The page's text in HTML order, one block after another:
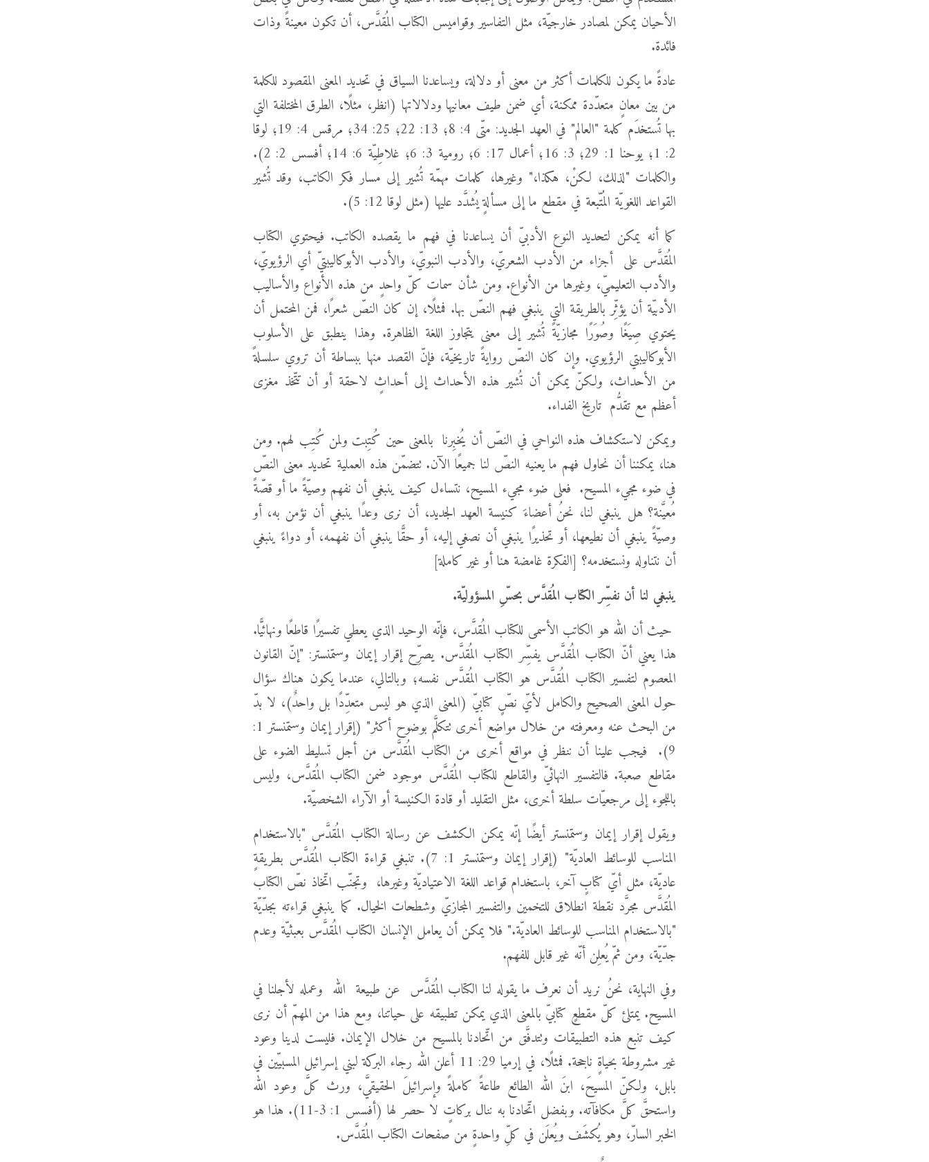
الأحيان يمكن لمصادر خارجيّة، مثل التفاسير وقواميس الكتاب المُقدَّس، أن تكون معينةً وذات
فائدة.
عادةً ما يكون للكلمات أكثر من معنى أو دلالة، ويساعدنا السياق في تحديد المعنى المقصود للكلمة
من بين معانٍ متعدّدة ممكنة، أي ضمن طيف معانيها ودلالاتها (انظر، مثلًا، الطرق المختلفة التي
بها تُستخدَم كلمة "العالم" في العهد الجديد: متّى 4: 8؛ 13: 22؛ 25: 34؛ مرقس 4: 19؛ لوقا
2: 1؛ يوحنا 1: 29؛ 3: 16؛ أعمال 17: 6؛ رومية 3: 6؛ غلاطِيّة 6: 14؛ أفسس 2: 2).
والكلمات "لذلك، لكنْ، هكذا،" وغيرها، كلمات مهمّة تُشير إلى مسار فكر الكاتب، وقد تُشير
القواعد اللغويّة المُتّبعة في مقطع ما إلى مسألةٍ يُشدَّد عليها (مثل لوقا 12: 5).
كما أنه يمكن لتحديد النوع الأدبيّ أن يساعدنا في فهم ما يقصده الكاتب. فيحتوي الكتاب
المُقدَّس على أجزاء من الأدب الشعريّ، والأدب النبويّ، والأدب الأبوكاليبتيّ أي الرؤيويّ،
والأدب التعليميّ، وغيرها من الأنواع. ومن شأن سمات كلّ واحدٍ من هذه الأنواع والأساليب
الأدبيّة أن يؤثِّر بالطريقة التي ينبغي فهم النصّ بها. فمثلًا، إن كان النصّ شعرًا، فمن المحتمل أن
يحتوي صِيَغًا وصُوَرًا مجازيّةً تُشير إلى معنى يتجاوز اللغة الظاهرة. وهذا ينطبق على الأسلوب
الأبوكاليبتي الرؤيوي. وإن كان النصّ روايةً تاريخيّة، فإنّ القصد منها ببساطة أن تروي سلسلةً
من الأحداث، ولكنّ يمكن أن تُشير هذه الأحداث إلى أحداثٍ لاحقة أو أن تتّخذ مغزى
أعظم مع تقدُّم تاريخ الفداء.
ويمكن لاستكشاف هذه النواحي في النصّ أن يُخبِرنا بالمعنى حين كُتِبت ولمن كُتِب لهم. ومن
هنا، يمكننا أن نحاول فهم ما يعنيه النصّ لنا جميعًا الآن. تتضمّن هذه العملية تحديد معنى النصّ
في ضوء مجيء المسيح. فعلى ضوء مجيء المسيح، نتساءل كيف ينبغي أن نفهم وصيّةً ما أو قصّةً
مُعيَّنة؟ هل ينبغي لنا، نحنُ أعضاءَ كنيسة العهد الجديد، أن نرى وعدًا ينبغي أن نؤمن به، أو
وصيّةً ينبغي أن نطيعها، أو تحذيرًا ينبغي أن نصغي إليه، أو حقًّا ينبغي أن نفهمه، أو دواءً ينبغي
أن نتناوله ونستخدمه؟ [الفكرة غامضة هنا أو غير كاملة]
ينبغي لنا أن نفسِّر الكتاب المُقدَّس بحسِّ المسؤوليّة.
حيث أن الله هو الكاتب الأسمى للكتاب المُقدَّس، فإنّه الوحيد الذي يعطي تفسيرًا قاطعًا ونهائيًّا.
هذا يعني أنّ الكتاب المُقدَّس يفسِّر الكتاب المُقدَّس. يصرِّح إقرار إيمان وستمنستر: "إنّ القانون
المعصوم لتفسير الكتاب المُقدَّس هو الكتاب المُقدَّس نفسه؛ وبالتالي، عندما يكون هناك سؤال
حول المعنى الصحيح والكامل لأيّ نصٍّ كتابيّ (المعنى الذي هو ليس متعدِّدًا بل واحدٌ)، لا بدّ
من البحث عنه ومعرفته من خلال مواضع أخرى تتكلَّم بوضوح أكثر" (إقرار إيمان وستمنستر 1:
9). فيجب علينا أن ننظر في مواقع أخرى من الكتاب المُقدَّس من أجل تسليط الضوء على
مقاطع صعبة. فالتفسير النهائيّ والقاطع للكتاب المُقدَّس موجود ضمن الكتاب المُقدَّس، وليس
باللجوء إلى مرجعيّات سلطة أخرى، مثل التقليد أو قادة الكنيسة أو الآراء الشخصيّة.
ويقول إقرار إيمان وستمنستر أيضًا إنّه يمكن الكشف عن رسالة الكتاب المُقدَّس "بالاستخدام
المناسب للوسائط العاديّة" (إقرار إيمان وستمنستر 1: 7). تنبغي قراءة الكتاب المُقدَّس بطريقةٍ
عاديّة، مثل أيّ كتابٍ آخر، باستخدام قواعد اللغة الاعتياديّة وغيرها، وتجنّب اتّخاذ نصّ الكتاب
المُقدَّس مجرَّد نقطة انطلاق للتخمين والتفسير المجازيّ وشطحات الخيال. كما ينبغي قراءته بجدّيّة
"بالاستخدام المناسب للوسائط العاديّة." فلا يمكن أن يعامل الإنسان الكتاب المُقدَّس بعبثيّة وعدم
جدّيّة، ومن ثمّ يُعلِن أنّه غير قابل للفهم.
وفي النهاية، نحنُ نريد أن نعرف ما يقوله لنا الكتاب المُقدَّس عن طبيعة الله وعمله لأجلنا في
المسيح. يمتلئ كلّ مقطعٍ كتابيّ بالمعنى الذي يمكن تطبيقه على حياتنا، ومع هذا من المهمّ أن نرى
كيف تنبع هذه التطبيقات وتتدفَّق من اتّحادنا بالمسيح من خلال الإيمان. فليست لدينا وعود
غير مشروطة بحياةٍ ناجحة. فمثلًا، في إرميا 29: 11 أعلن الله رجاء البركة لبني إسرائيل المسبيّين في
بابل، ولكنّ المسيحَ، ابنَ الله الطائع طاعةً كاملةً وإسرائيلَ الحقيقيَّ، ورث كلَّ وعود الله
واستحقَّ كلَّ مكافآته. وبفضل اتّحادنا به ننال بركاتٍ لا حصر لها (أفسس 1: 3-11). هذا هو
الخبر السارّ، وهو يُكشَف ويُعلَن في كلِّ واحدةٍ من صفحات الكتاب المُقدَّس.